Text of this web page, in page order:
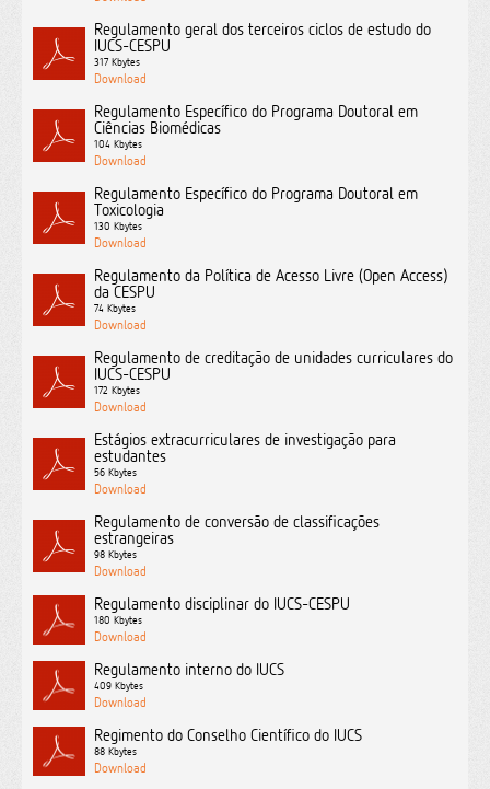
Regulamento geral dos terceiros ciclos de estudo do
IUCS-CESPU
317 Kbytes
Regulamento Específico do Programa Doutoral em
Ciências Biomédicas
104 Kbytes
Regulamento Específico do Programa Doutoral em
Toxicologia
130 Kbytes
Regulamento da Política de Acesso Livre (Open Access)
da CESPU
74 Kbytes
Regulamento de creditação de unidades curriculares do
IUCS-CESPU
172 Kbytes
Estágios extracurriculares de investigação para
estudantes
56 Kbytes
Regulamento de conversão de classificações
estrangeiras
98 Kbytes
Regulamento disciplinar do IUCS-CESPU
180 Kbytes
Regulamento interno do IUCS
409 Kbytes
Regimento do Conselho Científico do IUCS
88 Kbytes